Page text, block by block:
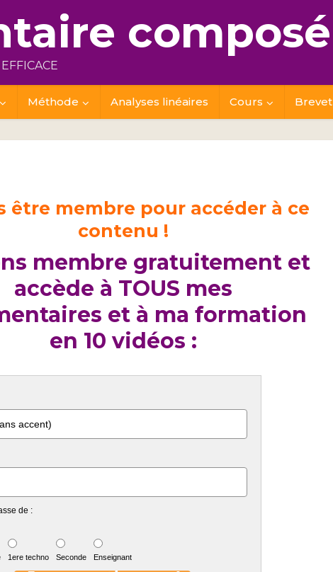
composé
Méthode Analyses linéaires Cours Brevet
être membre pour accéder à ce
contenu !
membre gratuitement et
accède à TOUS mes
et à ma formation
en 10 vidéos :
de :
1ere techno Seconde Enseignant